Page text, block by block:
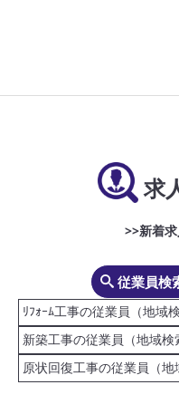
求
>>新着
従業員検